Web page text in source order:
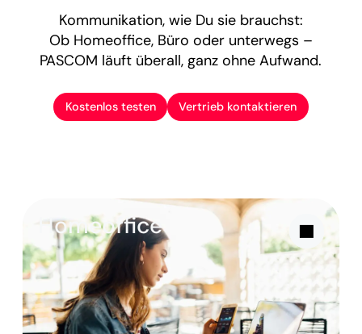
Kommunikation, wie Du sie brauchst:
Ob Homeoffice, Büro oder unterwegs –
PASCOM läuft überall, ganz ohne Aufwand.
Kostenlos testen Vertrieb kontaktieren
Homeoffice